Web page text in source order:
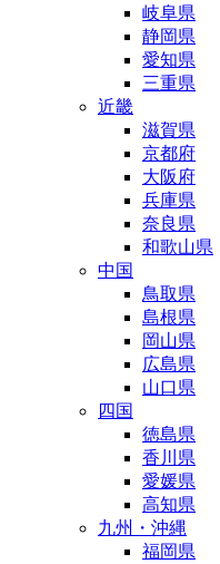
岐阜県
静岡県
愛知県
三重県
近畿
滋賀県
京都府
大阪府
兵庫県
奈良県
和歌山県
中国
鳥取県
島根県
岡山県
広島県
山口県
四国
徳島県
香川県
愛媛県
高知県
九州・沖縄
福岡県